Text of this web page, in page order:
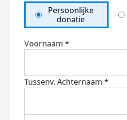
Persoonlijke
donatie
Voornaam *
Tussenv. Achternaam *